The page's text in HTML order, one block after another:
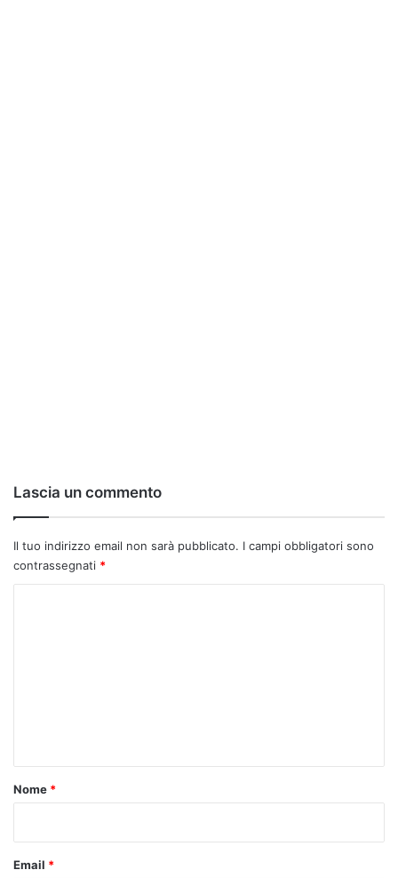
Lascia un commento
Il tuo indirizzo email non sarà pubblicato. I campi obbligatori sono
contrassegnati *
o
Nome *
Email *